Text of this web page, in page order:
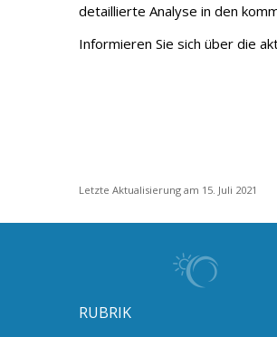
detaillierte Analyse in den
Informieren Sie sich über die
Letzte Aktualisierung am 15. Juli 2021
RUBRIK